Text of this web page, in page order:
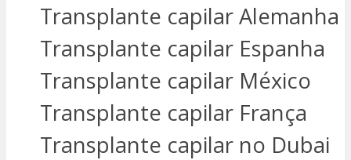
Transplante capilar Alemanha
Transplante capilar Espanha
Transplante capilar México
Transplante capilar França
Transplante capilar no Dubai